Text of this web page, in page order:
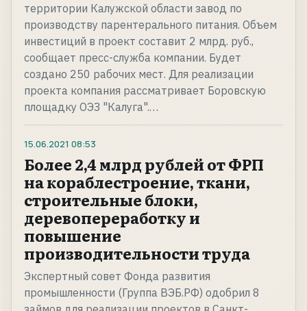
территории Калужской области завод по
производству парентерального питания. Объем
инвестиций в проект составит 2 млрд. руб.,
сообщает пресс-служба компании. Будет
создано 250 рабочих мест. Для реализации
проекта компания рассматривает Боровскую
площадку ОЭЗ "Калуга".…
15.06.2021 08:53
Более 2,4 млрд рублей от ФРП
на кораблестроение, ткани,
строительные блоки,
деревопереработку и
повышение
производительности труда
Экспертный совет Фонда развития
промышленности (Группа ВЭБ.РФ) одобрил 8